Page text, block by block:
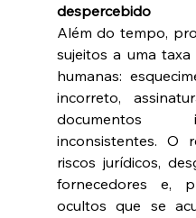
despercebido
Além do tempo,
sujeitos a uma
humanas:
incorreto,
documentos
inconsistentes. O
riscos jurídicos,
fornecedores e,
ocultos que se